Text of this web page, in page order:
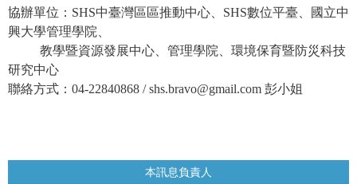
協辦單位： SHS中臺灣區區推動中心、 SHS數位平臺、國立中
興大學管理學院、
教學暨資源發展中心、管理學院、環境保育暨防災科技
研究中心
聯絡方式： 04-22840868 / shs.bravo@gmail.com 彭小姐
本訊息負責人